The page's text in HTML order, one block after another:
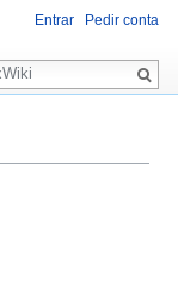
Entrar Pedir conta